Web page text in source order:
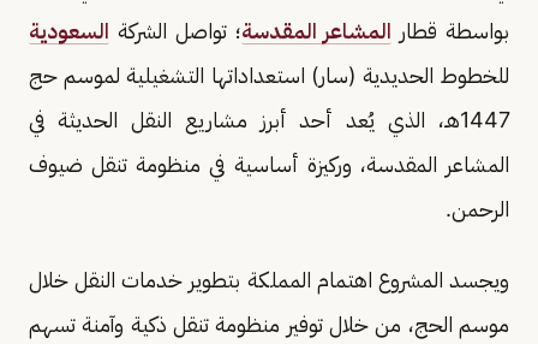
بواسطة قطار المشاعر المقدسة؛ تواصل الشركة السعودية
للخطوط الحديدية (سار) استعداداتها التشغيلية لموسم حج
1447هـ، الذي يُعد أحد أبرز مشاريع النقل الحديثة في
المشاعر المقدسة، وركيزة أساسية في منظومة تنقل ضيوف
الرحمن.
ويجسد المشروع اهتمام المملكة بتطوير خدمات النقل خلال
موسم الحج، من خلال توفير منظومة تنقل ذكية وآمنة تسهم